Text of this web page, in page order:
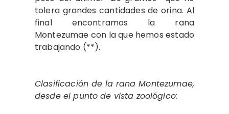
tolera grandes cantidades de orina. Al
final encontramos la rana
Montezumae con la que hemos estado
trabajando (**).
Clasificación de la rana Montezumae,
desde el punto de vista zoológico: